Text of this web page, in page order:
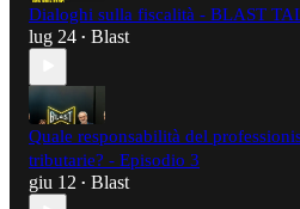
Dialoghi sulla fiscalità - BLAST
lug 24 • Blast
Quale responsabilità del
tributarie? - Episodio 3
giu 12 • Blast